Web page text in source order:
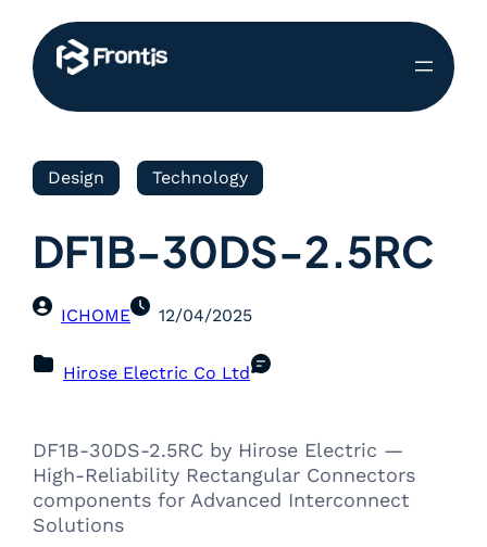
Design Technology
DF1B-30DS-2.5RC
ICHOME 12/04/2025
Hirose Electric Co Ltd
DF1B-30DS-2.5RC by Hirose Electric —
High-Reliability Rectangular Connectors
components for Advanced Interconnect
Solutions